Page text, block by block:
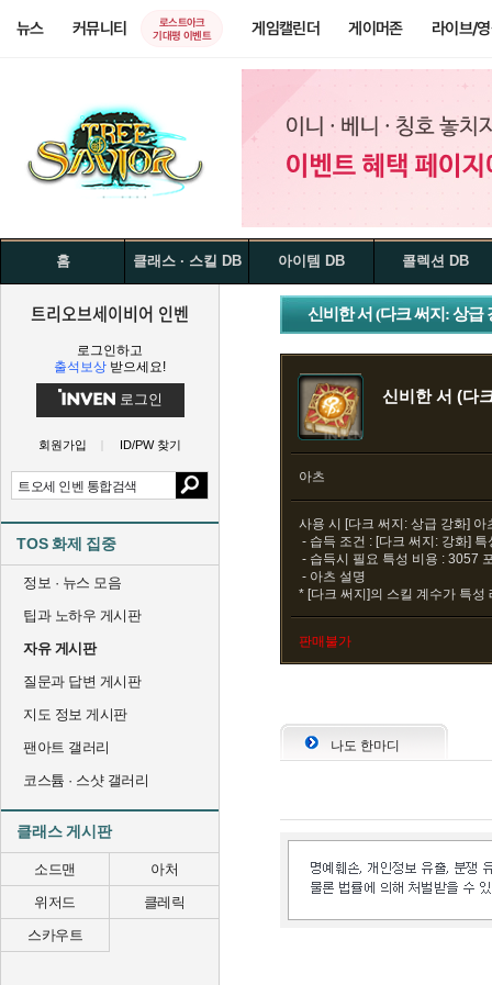
뉴스 커뮤니티
로스트아크
기대평 이벤트
게임캘린더 게이머존 라이브/
홈 클래스 · 스킬 DB 아이템 DB 콜렉션 DB
트리오브세이비어 인벤
로그인하고
출석보상 받으세요!
로그인
회원가입 ID/PW 찾기
TOS 화제 집중
정보 · 뉴스 모음
팁과 노하우 게시판
자유 게시판
질문과 답변 게시판
지도 정보 게시판
팬아트 갤러리
코스튬 · 스샷 갤러리
클래스 게시판
소드맨
아처
위저드
클레릭
스카우트
신비한 서 (다크 써지: 상급
신비한 서 (다
아츠
사용 시 [다크 써지: 상급 강화]
- 습득 조건 : [다크 써지: 강화]
- 습득시 필요 특성 비용 : 3057
- 아츠 설명
* [다크 써지]의 스킬 계수가 특성
판매불가
나도 한마디